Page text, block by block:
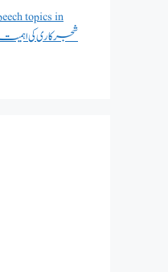
topics in
شجرکاری کی